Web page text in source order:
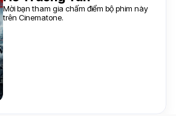
Mời bạn tham gia chấm điểm bộ phim này
trên Cinematone.